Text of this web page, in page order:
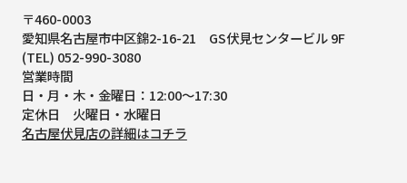
〒460-0003
愛知県名古屋市中区錦2-16-21 GS伏見センタービル 9F
(TEL) 052-990-3080
営業時間
日・月・木・金曜日：12:00～17:30
定休日 火曜日・水曜日
名古屋伏見店の詳細はコチラ